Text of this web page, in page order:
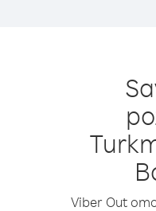
Viber Out